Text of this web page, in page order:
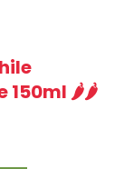
150ml 🌶️🌶️